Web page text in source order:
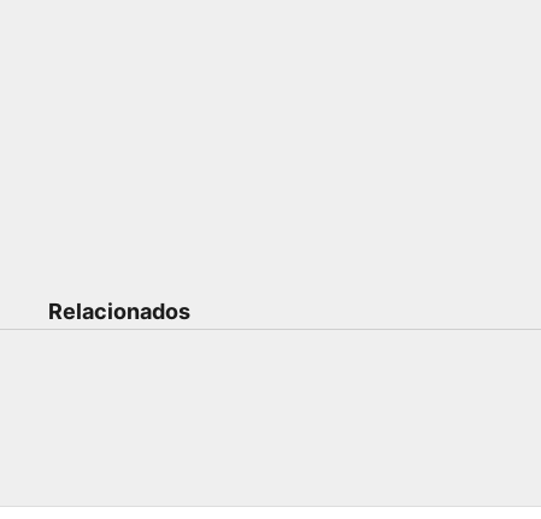
Relacionados